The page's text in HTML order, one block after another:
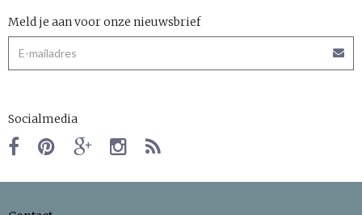
Meld je aan voor onze nieuwsbrief
Socialmedia